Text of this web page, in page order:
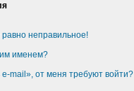
неправильное!
именем?
mail», от меня требуют войти?